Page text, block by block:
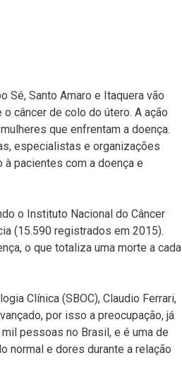
Sé, Santo Amaro e Itaquera vão
câncer de colo do útero. A ação
que enfrentam a doença.
especialistas e organizações
pacientes com a doença e
o Instituto Nacional do Câncer
(15.590 registrados em 2015).
o que totaliza uma morte a cada
Clínica (SBOC), Claudio Ferrari,
por isso a preocupação, já
pessoas no Brasil, e é uma de
normal e dores durante a relação